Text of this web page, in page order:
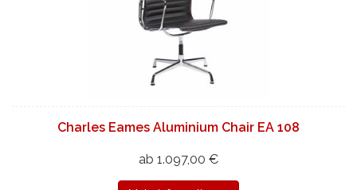
Charles Eames Aluminium Chair EA 108
ab 1.097,00 €